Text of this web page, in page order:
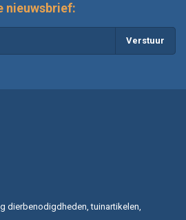
nieuwsbrief:
Verstuur
dierbenodigdheden, tuinartikelen,